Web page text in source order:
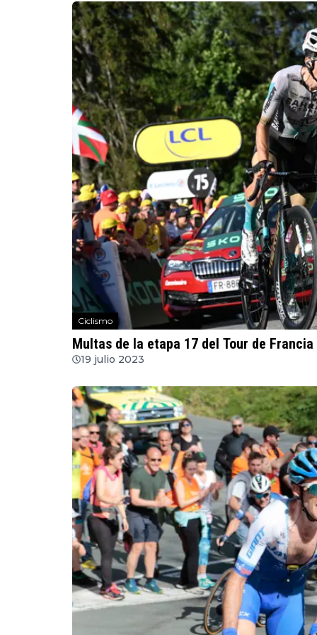
Ciclismo
Multas de la etapa 17 del Tour de Francia
19 julio 2023